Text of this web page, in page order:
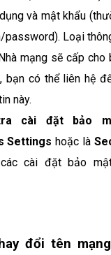
và mật khẩu
password). Loại
mạng sẽ cấp cho
bạn có thể liên hệ
này.
cài đặt bảo
Settings hoặc là
cài đặt bảo
đổi tên